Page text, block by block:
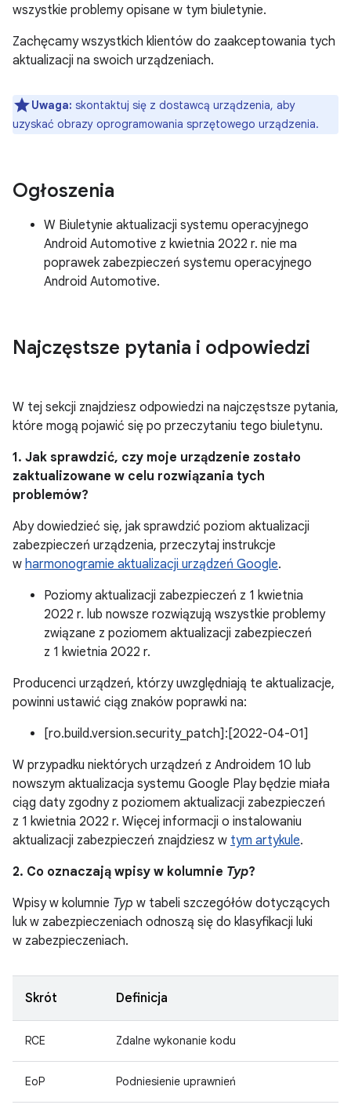
wszystkie problemy opisane w tym biuletynie.
Zachęcamy wszystkich klientów do zaakceptowania tych
aktualizacji na swoich urządzeniach.
Uwaga: skontaktuj się z dostawcą urządzenia, aby
uzyskać obrazy oprogramowania sprzętowego urządzenia.
Ogłoszenia
W Biuletynie aktualizacji systemu operacyjnego
Android Automotive z kwietnia 2022 r. nie ma
poprawek zabezpieczeń systemu operacyjnego
Android Automotive.
Najczęstsze pytania i odpowiedzi
W tej sekcji znajdziesz odpowiedzi na najczęstsze pytania,
które mogą pojawić się po przeczytaniu tego biuletynu.
1. Jak sprawdzić, czy moje urządzenie zostało
zaktualizowane w celu rozwiązania tych
problemów?
Aby dowiedzieć się, jak sprawdzić poziom aktualizacji
zabezpieczeń urządzenia, przeczytaj instrukcje
w harmonogramie aktualizacji urządzeń Google.
Poziomy aktualizacji zabezpieczeń z 1 kwietnia
2022 r. lub nowsze rozwiązują wszystkie problemy
związane z poziomem aktualizacji zabezpieczeń
z 1 kwietnia 2022 r.
Producenci urządzeń, którzy uwzględniają te aktualizacje,
powinni ustawić ciąg znaków poprawki na:
[ro.build.version.security_patch]:[2022-04-01]
W przypadku niektórych urządzeń z Androidem 10 lub
nowszym aktualizacja systemu Google Play będzie miała
ciąg daty zgodny z poziomem aktualizacji zabezpieczeń
z 1 kwietnia 2022 r. Więcej informacji o instalowaniu
aktualizacji zabezpieczeń znajdziesz w tym artykule.
2. Co oznaczają wpisy w kolumnie Typ?
Wpisy w kolumnie Typ w tabeli szczegółów dotyczących
luk w zabezpieczeniach odnoszą się do klasyfikacji luki
w zabezpieczeniach.
Skrót Definicja
RCE Zdalne wykonanie kodu
EoP Podniesienie uprawnień